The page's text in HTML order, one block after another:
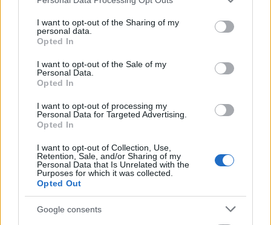
not limited to your visit or usage behaviour. You may click to
grant or deny consent to Google and its third-party tags to
use your data for below specified purposes in below Google
consent section.
I want to opt-out of the Sharing of my
personal data.
Opted In
I want to opt-out of the Sale of my
Personal Data.
Opted In
I want to opt-out of processing my
Personal Data for Targeted Advertising.
Opted In
I want to opt-out of Collection, Use,
Retention, Sale, and/or Sharing of my
Personal Data that Is Unrelated with the
Purposes for which it was collected.
Opted Out
Google consents
útfelújítás Pestszentlőrinc XVIII. kerület Profunda Bau
Szinte teljes hosszában megújítják a Lakatos úti
lakótelep legfontosabb utcáját
Pestszentlőrinc egyik első lakótelepén kanyarog a Dolgozó utca,